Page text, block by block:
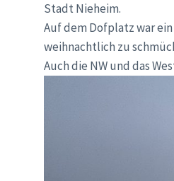
Stadt Nieheim.
Auf dem Dofplatz war
weihnachtlich zu
Auch die NW und das